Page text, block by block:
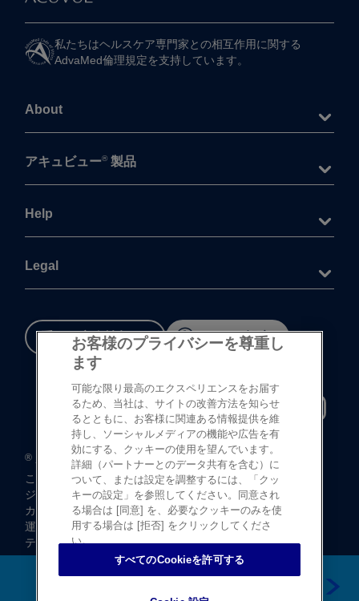
私たちは​ヘルスケア専門家との​相互作用に​関する​
AdvaMed倫理規定を​支持しています。
About
アキュビュー® 製品
Help
Legal
重要な​安全情報 Cookie 設定
® 登録商標©Johnson & Johnson K.K. 1997-2026
この​サイトならびに​サイト内の​コンテンツは、​
ジョンソン・ エンド・ ジョンソン株式会社 ビジョンケア
カンパニーに​よって、​日本国内向けに​制作・ ​
運営されています。
テキストデータならびに​画像データの​無断転載は​お断り​
いたします。
お客様のプライバシーを尊重し
ます
可能な限り最高のエクスペリエンスをお届す
るため、当社は、サイトの改善方法を知らせ
るとともに、お客様に関連ある情報提供を維
持し、ソーシャルメディアの機能や広告を有
効にする、クッキーの使用を望んでいます。
詳細（パートナーとのデータ共有を含む）に
ついて、または設定を調整するには、「クッ
キーの設定」を参照してください。同意され
る場合は [同意] を、必要なクッキーのみを使
用する場合は [拒否] をクリックしてくださ
い。
すべてのCookieを許可する